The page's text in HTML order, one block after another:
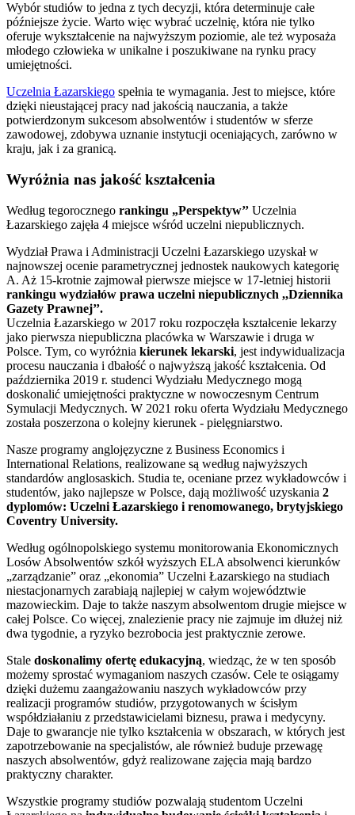
Wybór studiów to jedna z tych decyzji, która determinuje całe
późniejsze życie. Warto więc wybrać uczelnię, która nie tylko
oferuje wykształcenie na najwyższym poziomie, ale też wyposaża
młodego człowieka w unikalne i poszukiwane na rynku pracy
umiejętności.
Uczelnia Łazarskiego spełnia te wymagania. Jest to miejsce, które
dzięki nieustającej pracy nad jakością nauczania, a także
potwierdzonym sukcesom absolwentów i studentów w sferze
zawodowej, zdobywa uznanie instytucji oceniających, zarówno w
kraju, jak i za granicą.
Wyróżnia nas jakość kształcenia
Według tegorocznego rankingu „Perspektyw’’ Uczelnia
Łazarskiego zajęła 4 miejsce wśród uczelni niepublicznych.
Wydział Prawa i Administracji Uczelni Łazarskiego uzyskał w
najnowszej ocenie parametrycznej jednostek naukowych kategorię
A. Aż 15-krotnie zajmował pierwsze miejsce w 17-letniej historii
rankingu wydziałów prawa uczelni niepublicznych ,,Dziennika
Gazety Prawnej’’.
Uczelnia Łazarskiego w 2017 roku rozpoczęła kształcenie lekarzy
jako pierwsza niepubliczna placówka w Warszawie i druga w
Polsce. Tym, co wyróżnia kierunek lekarski, jest indywidualizacja
procesu nauczania i dbałość o najwyższą jakość kształcenia. Od
października 2019 r. studenci Wydziału Medycznego mogą
doskonalić umiejętności praktyczne w nowoczesnym Centrum
Symulacji Medycznych. W 2021 roku oferta Wydziału Medycznego
została poszerzona o kolejny kierunek - pielęgniarstwo.
Nasze programy anglojęzyczne z Business Economics i
International Relations, realizowane są według najwyższych
standardów anglosaskich. Studia te, oceniane przez wykładowców i
studentów, jako najlepsze w Polsce, dają możliwość uzyskania 2
dyplomów: Uczelni Łazarskiego i renomowanego, brytyjskiego
Coventry University.
Według ogólnopolskiego systemu monitorowania Ekonomicznych
Losów Absolwentów szkół wyższych ELA absolwenci kierunków
„zarządzanie” oraz „ekonomia” Uczelni Łazarskiego na studiach
niestacjonarnych zarabiają najlepiej w całym województwie
mazowieckim. Daje to także naszym absolwentom drugie miejsce w
całej Polsce. Co więcej, znalezienie pracy nie zajmuje im dłużej niż
dwa tygodnie, a ryzyko bezrobocia jest praktycznie zerowe.
Stale doskonalimy ofertę edukacyjną, wiedząc, że w ten sposób
możemy sprostać wymaganiom naszych czasów. Cele te osiągamy
dzięki dużemu zaangażowaniu naszych wykładowców przy
realizacji programów studiów, przygotowanych w ścisłym
współdziałaniu z przedstawicielami biznesu, prawa i medycyny.
Daje to gwarancje nie tylko kształcenia w obszarach, w których jest
zapotrzebowanie na specjalistów, ale również buduje przewagę
naszych absolwentów, gdyż realizowane zajęcia mają bardzo
praktyczny charakter.
Wszystkie programy studiów pozwalają studentom Uczelni